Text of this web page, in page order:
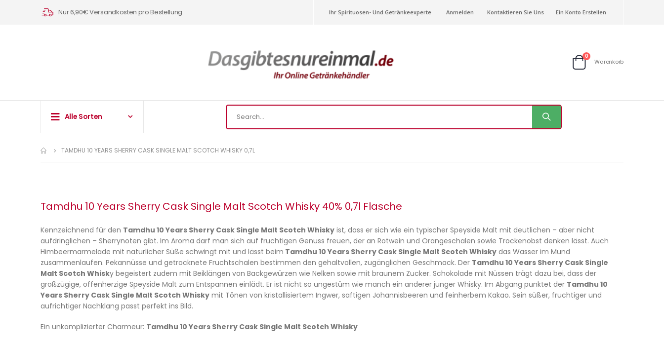
Nur 6,90€ Versandkosten pro Bestellung Ihr Spirituosen- Und Getränkeexperte Anmelden Kontaktieren Sie Uns Ein Konto Erstellen
Warenkorb
0Artikel
Warenkorb
Alle Sorten
TAMDHU 10 YEARS SHERRY CASK SINGLE MALT SCOTCH WHISKY 0,7L
Tamdhu 10 Years Sherry Cask Single Malt Scotch Whisky 40% 0,7l Flasche
Kennzeichnend für den Tamdhu 10 Years Sherry Cask Single Malt Scotch Whisky ist, dass er sich wie ein typischer Speyside Malt mit deutlichen – aber nicht
aufdringlichen – Sherrynoten gibt. Im Aroma darf man sich auf fruchtigen Genuss freuen, der an Rotwein und Orangeschalen sowie Trockenobst denken lässt. Auch
Himbeermarmelade mit natürlicher Süße schwingt mit und lässt beim Tamdhu 10 Years Sherry Cask Single Malt Scotch Whisky das Wasser im Mund
zusammenlaufen. Pekannüsse und getrocknete Fruchtschalen bestimmen den gehaltvollen, zugänglichen Geschmack. Der Tamdhu 10 Years Sherry Cask Single
Malt Scotch Whisky begeistert zudem mit Beiklängen von Backgewürzen wie Nelken sowie mit braunem Zucker. Schokolade mit Nüssen trägt dazu bei, dass der
großzügige, offenherzige Speyside Malt zum Entspannen einlädt. Er ist nicht so ungestüm wie manch ein anderer junger Whisky. Im Abgang punktet der Tamdhu 10
Years Sherry Cask Single Malt Scotch Whisky mit Tönen von kristallisiertem Ingwer, saftigen Johannisbeeren und feinherbem Kakao. Sein süßer, fruchtiger und
aufrichtiger Nachklang passt perfekt ins Bild.
Ein unkomplizierter Charmeur: Tamdhu 10 Years Sherry Cask Single Malt Scotch Whisky